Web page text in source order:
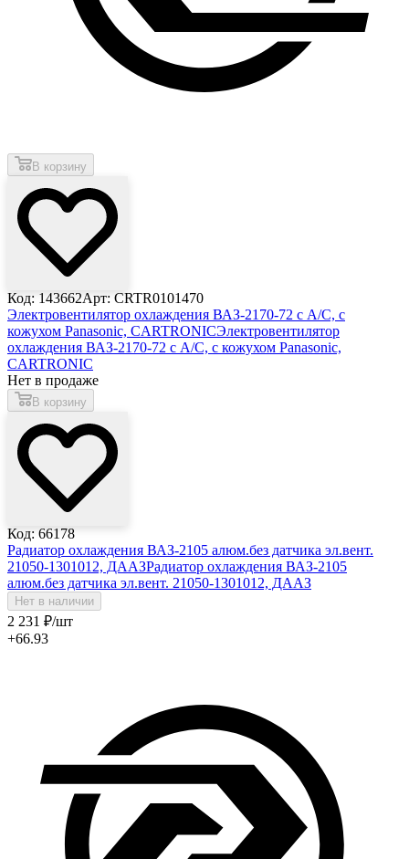
В корзину
Код: 143662Арт: CRTR0101470
Электровентилятор охлаждения ВАЗ-2170-72 с А/С, с
кожухом Panasonic, CARTRONICЭлектровентилятор
охлаждения ВАЗ-2170-72 с А/С, с кожухом Panasonic,
CARTRONIC
Нет в продаже
В корзину
Код: 66178
Радиатор охлаждения ВАЗ-2105 алюм.без датчика эл.вент.
21050-1301012, ДААЗРадиатор охлаждения ВАЗ-2105
алюм.без датчика эл.вент. 21050-1301012, ДААЗ
Нет в наличии
2 231 ₽/шт
+66.93